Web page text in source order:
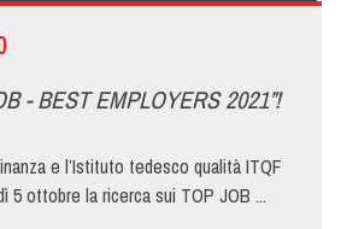
- BEST EMPLOYERS 2021”!
e l’Istituto tedesco qualità ITQF
5 ottobre la ricerca sui TOP JOB ...